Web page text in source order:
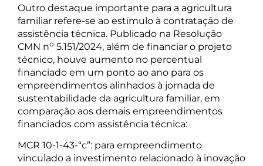
Outro destaque importante para a agricultura
familiar refere-se ao estímulo à contratação de
assistência técnica. Publicado na Resolução
CMN no 5.151/2024, além de financiar o projeto
técnico, houve aumento no percentual
financiado em um ponto ao ano para os
empreendimentos alinhados à jornada de
sustentabilidade da agricultura familiar, em
comparação aos demais empreendimentos
financiados com assistência técnica:
MCR 10-1-43-“c”: para empreendimento
vinculado a investimento relacionado à inovação